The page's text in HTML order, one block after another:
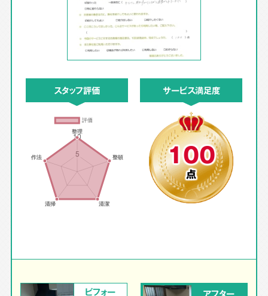
スタッフ評価 サービス満足度
100
点
ビフォー